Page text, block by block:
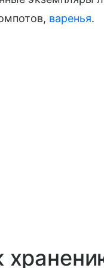
варенья.